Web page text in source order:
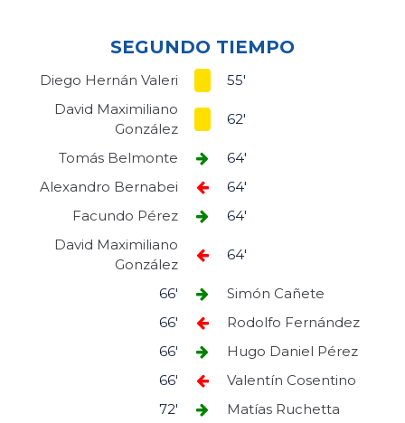
SEGUNDO TIEMPO
Diego Hernán Valeri
55'
David Maximiliano
González
62'
Tomás Belmonte
64'
Alexandro Bernabei
64'
Facundo Pérez
64'
David Maximiliano
González
64'
Simón Cañete
66'
Rodolfo Fernández
66'
Hugo Daniel Pérez
66'
Valentín Cosentino
66'
Matías Ruchetta
72'